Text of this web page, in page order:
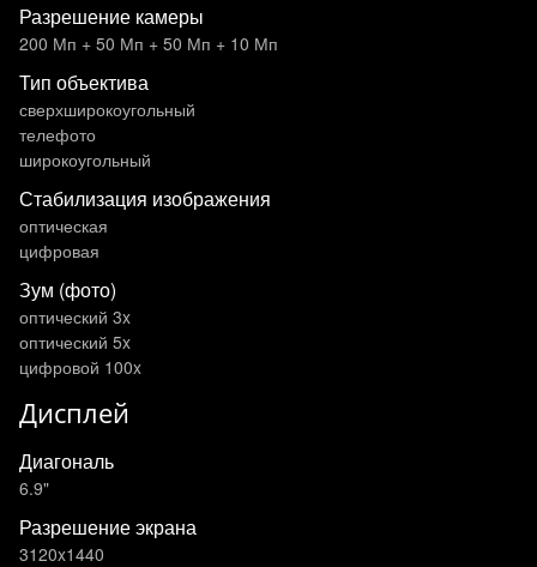
Разрешение камеры
200 Мп + 50 Мп + 50 Мп + 10 Мп
Тип объектива
сверхширокоугольный
телефото
широкоугольный
Стабилизация изображения
оптическая
цифровая
Зум (фото)
оптический 3x
оптический 5x
цифровой 100x
Дисплей
Диагональ
6.9"
Разрешение экрана
3120x1440